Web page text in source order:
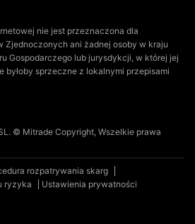
nie jest przeznaczona dla
Zjednoczonych ani żadnej osoby w kraju
Gospodarczego lub jurysdykcji, w której jej
sprzeczne z lokalnymi przepisami
© Mitrade Copyright, Wszelkie prawa
rozpatrywania skarg
ryzyka
Ustawienia prywatności